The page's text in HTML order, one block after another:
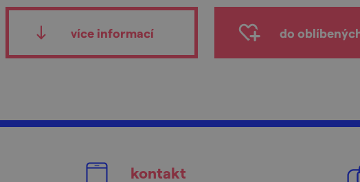
více informací do
kontakt